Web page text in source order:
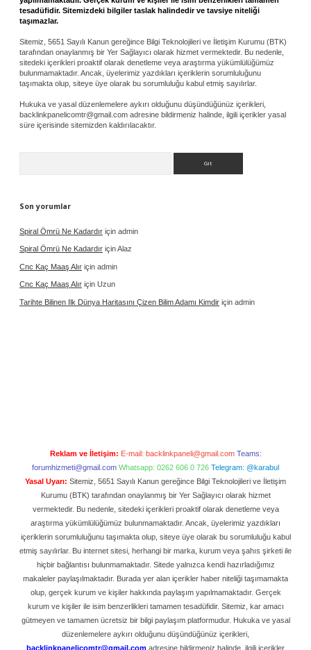
tesadüfidir. Sitemizdeki bilgiler taslak halindedir ve tavsiye niteliği
taşımazlar.
Sitemiz, 5651 Sayılı Kanun gereğince Bilgi Teknolojileri ve İletişim Kurumu (BTK)
tarafından onaylanmış bir Yer Sağlayıcı olarak hizmet vermektedir. Bu nedenle,
sitedeki içerikleri proaktif olarak denetleme veya araştırma yükümlülüğümüz
bulunmamaktadır. Ancak, üyelerimiz yazdıkları içeriklerin sorumluluğunu
taşımakta olup, siteye üye olarak bu sorumluluğu kabul etmiş sayılırlar.
Hukuka ve yasal düzenlemelere aykırı olduğunu düşündüğünüz içerikleri,
backlinkpanelicomtr@gmail.com adresine bildirmeniz halinde, ilgili içerikler yasal
süre içerisinde sitemizden kaldırılacaktır.
Son yorumlar
Spiral Ömrü Ne Kadardır için admin
Spiral Ömrü Ne Kadardır içinAlaz
Cnc Kaç Maaş Alır için admin
Cnc Kaç Maaş Alır için Uzun
Tarihte Bilinen Ilk Dünya Haritasını Çizen Bilim Adamı Kimdir için admin
Reklam ve İletişim: E-mail: backlinkpaneli@gmail.com Teams:
forumhizmeti@gmail.com Whatsapp: 0262 606 0 726 Telegram: @karabul
Yasal Uyarı: Sitemiz, 5651 Sayılı Kanun gereğince Bilgi Teknolojileri ve İletişim
Kurumu (BTK) tarafından onaylanmış bir Yer Sağlayıcı olarak hizmet
vermektedir. Bu nedenle, sitedeki içerikleri proaktif olarak denetleme veya
araştırma yükümlülüğümüz bulunmamaktadır. Ancak, üyelerimiz yazdıkları
içeriklerin sorumluluğunu taşımakta olup, siteye üye olarak bu sorumluluğu kabul
etmiş sayılırlar. Bu internet sitesi, herhangi bir marka, kurum veya şahıs şirketi ile
hiçbir bağlantısı bulunmamaktadır. Sitede yalnızca kendi hazırladığımız
makaleler paylaşılmaktadır. Burada yer alan içerikler haber niteliği taşımamakta
olup, gerçek kurum ve kişiler hakkında paylaşım yapılmamaktadır. Gerçek
kurum ve kişiler ile isim benzerlikleri tamamen tesadüfidir. Sitemiz, kar amacı
gütmeyen ve tamamen ücretsiz bir bilgi paylaşım platformudur. Hukuka ve yasal
düzenlemelere aykırı olduğunu düşündüğünüz içerikleri,
backlinkpanelicomtr@gmail.com adresine bildirmeniz halinde, ilgili içerikler